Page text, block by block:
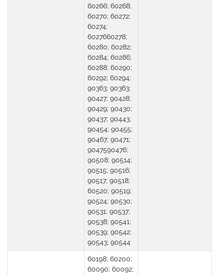
60266; 60268;
60270; 60272;
60274;
6027660278;
60280; 60282;
60284; 60286;
60288; 60290;
60292; 60294;
90363; 90363;
90427; 90428;
90429; 90430;
90437; 90443;
90454; 90455;
90467; 90471;
9047590476;
90508; 90514;
90515; 90516;
90517; 90518;
60520; 90519;
90524; 90530;
90531; 90537;
90538; 90541;
90539; 90542;
90543; 90544
60198; 60200;
60090; 60092;